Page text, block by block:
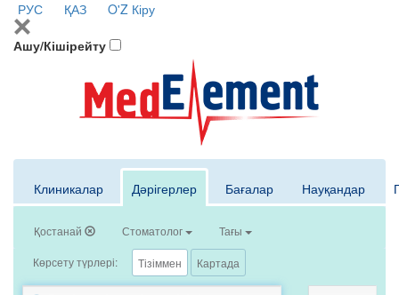
РУС ҚАЗ O'Z Кіру
Ашу/Кішірейту
Клиникалар Дәрігерлер Бағалар Науқандар
Қостанай Стоматолог Тағы
Көрсету түрлері: Тізіммен Картада